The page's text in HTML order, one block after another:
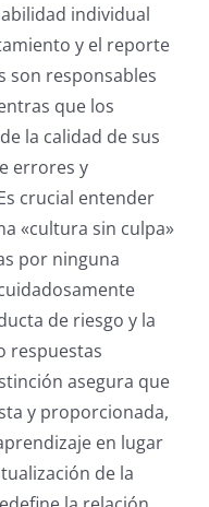
individual
y el reporte
son responsables
que los
la calidad de sus
errores y
crucial entender
«cultura sin culpa»
por ninguna
de riesgo y la
respuestas
asegura que
y proporcionada,
en lugar
de la